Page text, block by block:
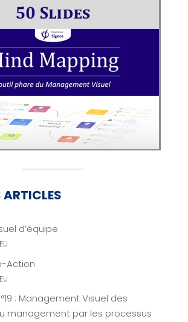
ARTICLES
d’équipe
Action
: Management Visuel des
management par les processus